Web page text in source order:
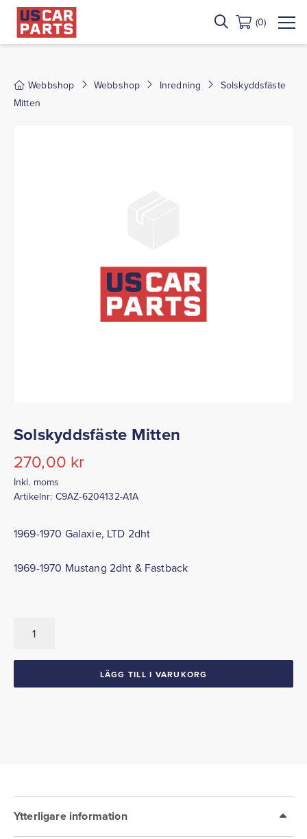
(0)
Webbshop Webbshop Inredning
Solskyddsfäste
Mitten
Solskyddsfäste Mitten
270,00 kr
Inkl. moms
Artikelnr: C9AZ-6204132-A1A
1969-1970 Galaxie, LTD 2dht
1969-1970 Mustang 2dht & Fastback
Mitten
LÄGG TILL I VARUKORG
Ytterligare information